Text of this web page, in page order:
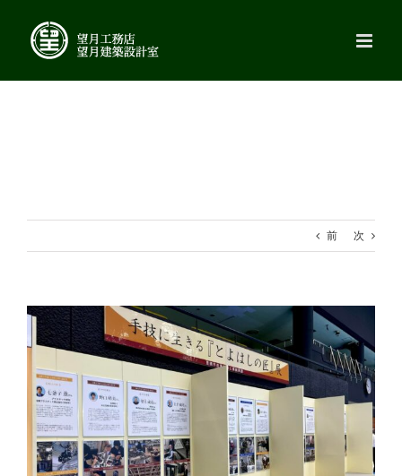
content
前 次
View
Larger
Image